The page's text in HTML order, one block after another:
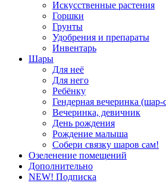
Искусственные растения
Горшки
Грунты
Удобрения и препараты
Инвентарь
Шары
Для неё
Для него
Ребёнку
Гендерная вечеринка
Вечеринка, девичник
День рождения
Рождение малыша
Собери связку шаров сам!
Озеленение помещений
Дополнительно
NEW! Подписка